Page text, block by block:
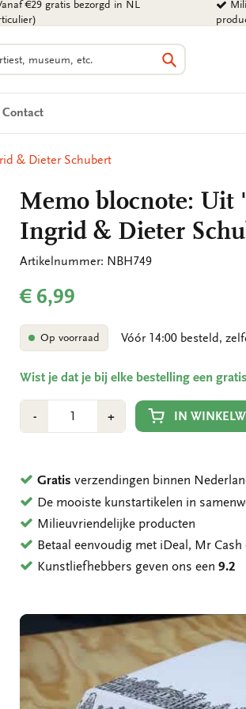
€29 gratis bezorgd in NL
Zoeken
Contact
& Dieter Schubert
Memo blocnote: Uit
Ingrid & Dieter
Artikelnummer: NBH749
€ 6,99
Op voorraad Vóór 14:00 besteld,
Wist je dat je bij elke bestelling een
-Min
1
+Plus
1
IN
Gratis verzendingen binnen
De mooiste kunstartikelen in
Milieuvriendelijke producten
Betaal eenvoudig met iDeal, Mr
Kunstliefhebbers geven ons een9.2